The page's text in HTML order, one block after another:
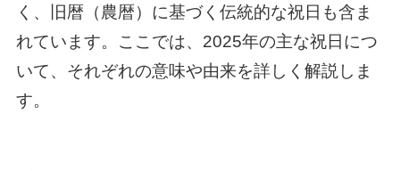
く、旧暦（農暦）に基づく伝統的な祝日も含ま
れています。ここでは、2025年の主な祝日につ
いて、それぞれの意味や由来を詳しく解説しま
す。